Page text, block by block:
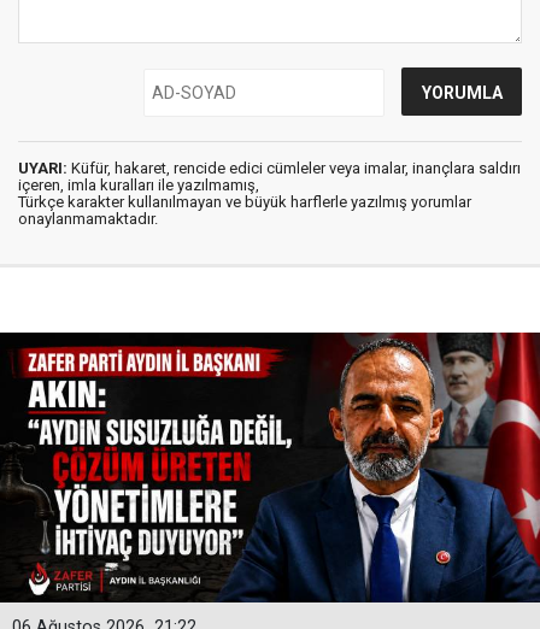
UYARI: Küfür, hakaret, rencide edici cümleler veya imalar, inançlara saldırı
içeren, imla kuralları ile yazılmamış,
Türkçe karakter kullanılmayan ve büyük harflerle yazılmış yorumlar
onaylanmamaktadır.